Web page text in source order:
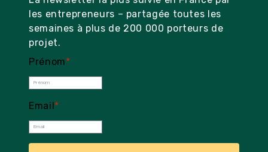
les entrepreneurs – partagée toutes les
semaines à plus de 200 000 porteurs de
projet.
Prénom*
Email*